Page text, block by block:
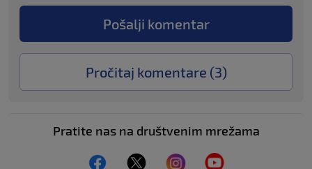
Pošalji komentar
Pročitaj komentare (3)
Pratite nas na društvenim mrežama